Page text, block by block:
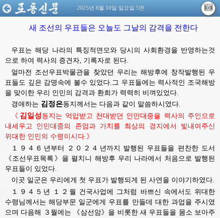
2025년 8월 10일 일요일 5면
새 조선의 우표들은 오늘도 그날의 감격을 전한다
우표는 해당 나라의 특징적면모와 당시의 사회환경을 반영하는것
으로 하여 력사의 증견자, 기록자로 된다.
얼마전 조선우표박물관을 찾았던 우리는 해방후에 창작발행된 우
표들도 깊은 감명속에 볼수 있었다.그 우표들에는 력사적인 조국해방
을 맞이한 우리 인민의 감격과 환희가 력력히 비껴있었다.
경애하는 김정은동지께서는 다음과 같이 말씀하시였다.
《 김일성동지는 억압받고 천대받던 인민대중을 력사의 주인으로
내세우고 인민대중의 존엄과 가치를 최상의 경지에서 빛내여주신
위대한 인민의 수령이시다 .》
１９４６년부터 ２０２４년까지 발행된 우표들을 편찬한 도서
《조선우표목록》을 펼치니 해방후 우리 나라에서 처음으로 발행된
우표들이 있었다.
이곳 일군은 우리에게 첫 우표가 발행되게 된 사연을 이야기하였다.
１９４５년 １２월 건국사업에 그처럼 바쁘신 속에서도 위대한
수령님께서는 해당부문 일군에게 우표를 만들데 대한 과업을 주시였
으며 다음해 ３월에는 《삼선암》을 비롯한 새 우표들을 몸소 보아주